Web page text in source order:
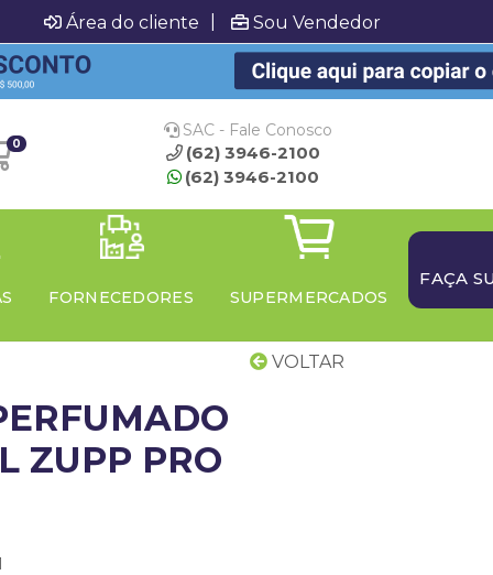
Área do cliente Sou Vendedor
0
SAC - Fale Conosco
(62) 3946-2100
(62) 3946-2100
FORNECEDORES SUPERMERCADOS
FAÇA
VOLTAR
ZUPP PRO